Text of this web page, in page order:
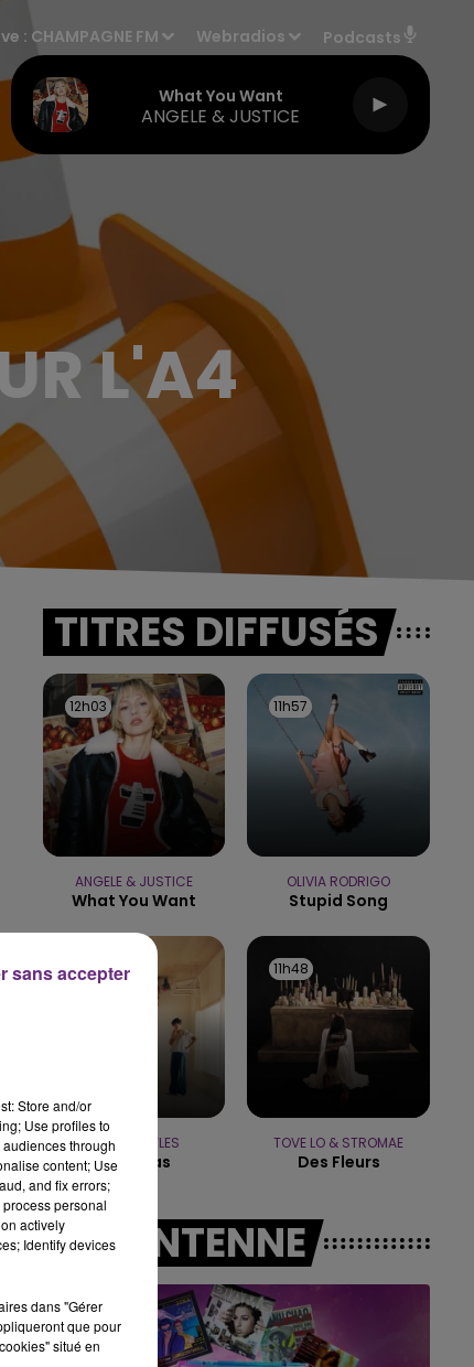
: CHAMPAGNE FM Webradios Podcasts
What You Want
ANGELE & JUSTICE
15h00 - 19h00
LE CLUB CHAMPAGNE FM
L'A4
TITRES DIFFUSÉS
12h03
12h03
ANGELE & JUSTICE
What You Want
11h57
11h57
OLIVIA RODRIGO
Stupid Song
11h55
11h55
HARRY STYLES
As It Was
11h48
11h48
TOVE LO & STROMAE
Des Fleurs
A L'ANTENNE
Store and/or
Use profiles to
through
content; Use
and fix errors;
personal
actively
Identify devices
dans "Gérer
que pour
situé en
sans accepter